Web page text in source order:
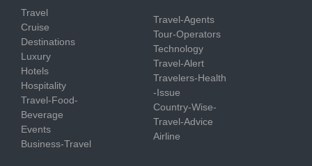
Travel
Cruise
Destinations
Luxury
Hotels
Hospitality
Travel-Food-
Beverage
Events
Business-Travel
Travel-Agents
Tour-Operators
Technology
Travel-Alert
Travelers-Health
-Issue
Country-Wise-
Travel-Advice
Airline